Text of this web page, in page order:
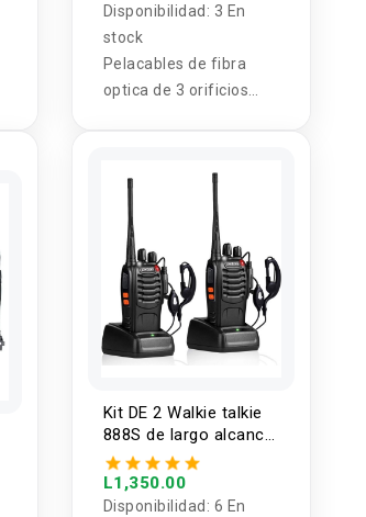
Disponibilidad: 3 En
stock
Pelacables de fibra
optica de 3 orificios
Kit DE 2 Walkie talkie
888S de largo alcance
5Km pxton
L1,350.00
Disponibilidad: 6 En